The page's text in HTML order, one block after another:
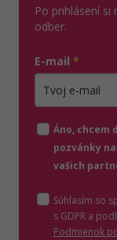
Po prihlásení
odber.
E-mail *
Áno, chcem
pozvánky
vašich
Súhlasím so
s GDPR a
Podmienok